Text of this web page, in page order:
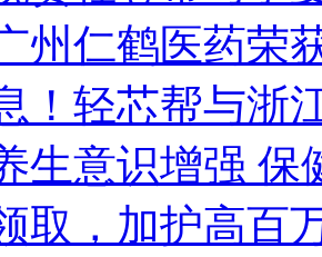
州仁鹤医药荣
！轻芯帮与浙
生意识增强 保
取，加护高百